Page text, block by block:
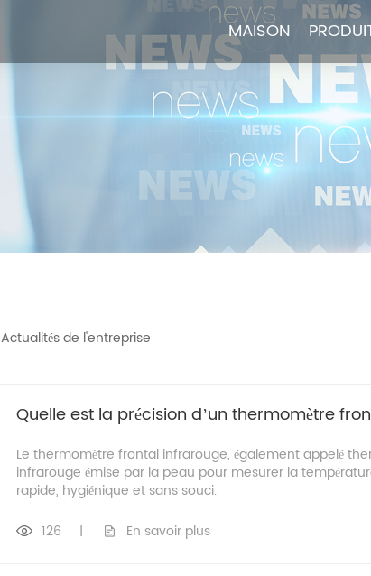
MAISON
MAISON
Actualités de l'entreprise
Quelle est la précision d’un thermomètre
Le thermomètre frontal infrarouge, également appelé
infrarouge émise par la peau pour mesurer la
rapide, hygiénique et sans souci.
126 | En savoir plus